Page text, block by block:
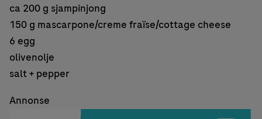
ca 200 g sjampinjong
150 g mascarpone/creme fraïse/cottage cheese
6 egg
olivenolje
salt + pepper
Annonse